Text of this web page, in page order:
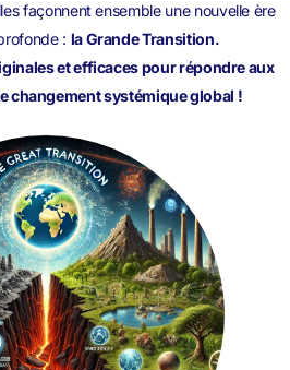
façonnent ensemble une nouvelle ère
: la Grande Transition.
et efficaces pour répondre aux
changement systémique global !